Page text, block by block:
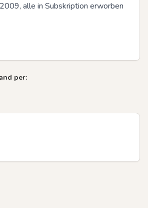
alle in Subskription erworben
per: